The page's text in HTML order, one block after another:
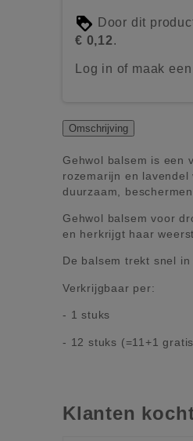
Door dit
€ 0,12.
Log in of maak
Omschrijving
Gehwol balsem is een
rozemarijn en
duurzaam,
Gehwol balsem voor
en herkrijgt haar
De balsem trekt snel
Verkrijgbaar per:
- 1 stuks
- 12 stuks (=11+1
Klanten